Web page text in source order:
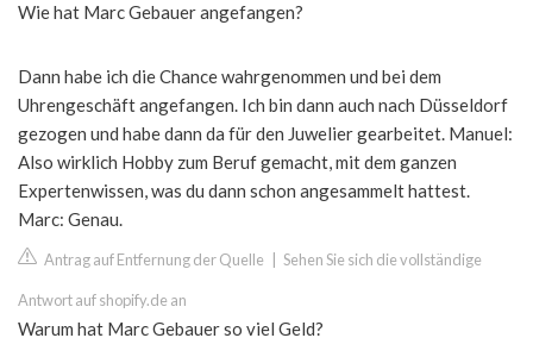
Wie hat Marc Gebauer angefangen?
Dann habe ich die Chance wahrgenommen und bei dem
Uhrengeschäft angefangen. Ich bin dann auch nach Düsseldorf
gezogen und habe dann da für den Juwelier gearbeitet. Manuel:
Also wirklich Hobby zum Beruf gemacht, mit dem ganzen
Expertenwissen, was du dann schon angesammelt hattest.
Marc: Genau.
Antrag auf Entfernung der Quelle Sehen Sie sich die vollständige
Antwort auf shopify.de an
Warum hat Marc Gebauer so viel Geld?